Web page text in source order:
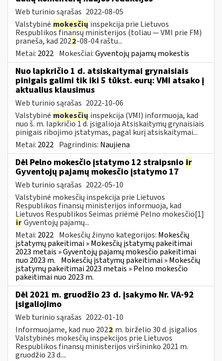
Web turinio sąrašas 2022-08-05
Valstybinė mokesčių inspekcija prie Lietuvos
Respublikos finansų ministerijos (toliau — VMI prie FM)
praneša, kad 2022-08-04 raštu...
Metai: 2022 Mokesčiai:Gyventojų pajamų mokestis
Nuo lapkričio 1 d. atsiskaitymai grynaisiais
pinigais galimi tik iki 5 tūkst. eurų: VMI atsako į
aktualius klausimus
Web turinio sąrašas 2022-10-06
Valstybinė mokesčių inspekcija (VMI) informuoja, kad
nuo š. m. lapkričio 1 d. įsigalioja Atsiskaitymų grynaisiais
pinigais ribojimo įstatymas, pagal kurį atsiskaitymai...
Metai: 2022 Pagrindinis: Naujiena
Dėl Pelno mokesčio įstatymo 12 straipsnio ir
Gyventojų pajamų mokesčio įstatymo 17
Web turinio sąrašas 2022-05-10
Valstybinė mokesčių inspekcija prie Lietuvos
Respublikos finansų ministerijos informuoja, kad
Lietuvos Respublikos Seimas priėmė Pelno mokesčio[1]
irGyventojų pajamų...
Metai: 2022 Mokesčių žinyno kategorijos: Mokesčių
įstatymų pakeitimai » Mokesčių įstatymų pakeitimai
2023 metais » Gyventojų pajamų mokesčio pakeitimai
nuo 2023 m. Mokesčių įstatymų pakeitimai » Mokesčių
įstatymų pakeitimai 2023 metais » Pelno mokesčio
pakeitimai nuo 2023 m.
Dėl 2021 m. gruodžio 23 d. įsakymo Nr. VA-92
įsigaliojimo
Web turinio sąrašas 2022-01-10
Informuojame, kad nuo 2022 m. birželio 30 d. įsigalios
Valstybinės mokesčių inspekcijos prie Lietuvos
Respublikos finansų ministerijos viršininko 2021 m.
gruodžio 23 d....